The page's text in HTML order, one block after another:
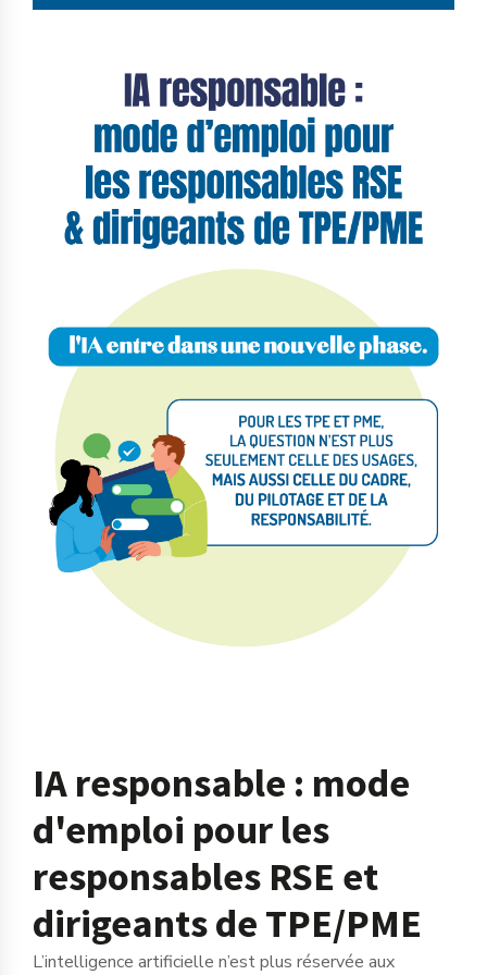
IA responsable : mode
d'emploi pour les
responsables RSE et
dirigeants de TPE/PME
L’intelligence artificielle n’est plus réservée aux